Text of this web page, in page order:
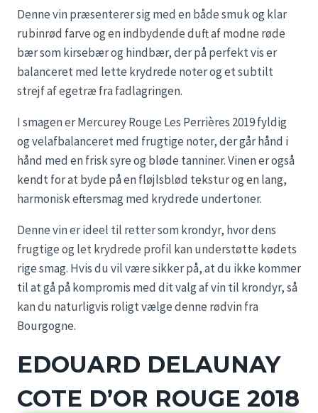
Denne vin præsenterer sig med en både smuk og klar
rubinrød farve og en indbydende duft af modne røde
bær som kirsebær og hindbær, der på perfekt vis er
balanceret med lette krydrede noter og et subtilt
strejf af egetræ fra fadlagringen.
I smagen er Mercurey Rouge Les Perrières 2019 fyldig
og velafbalanceret med frugtige noter, der går hånd i
hånd med en frisk syre og bløde tanniner. Vinen er også
kendt for at byde på en fløjlsblød tekstur og en lang,
harmonisk eftersmag med krydrede undertoner.
Denne vin er ideel til retter som krondyr, hvor dens
frugtige og let krydrede profil kan understøtte kødets
rige smag. Hvis du vil være sikker på, at du ikke kommer
til at gå på kompromis med dit valg af vin til krondyr, så
kan du naturligvis roligt vælge denne rødvin fra
Bourgogne.
EDOUARD DELAUNAY
COTE D’OR ROUGE 2018